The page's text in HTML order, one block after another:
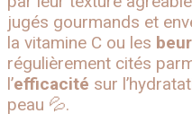
jugés gourmands et
la vitamine C ou les
régulièrement cités
l’efficacité sur
peau 💦.